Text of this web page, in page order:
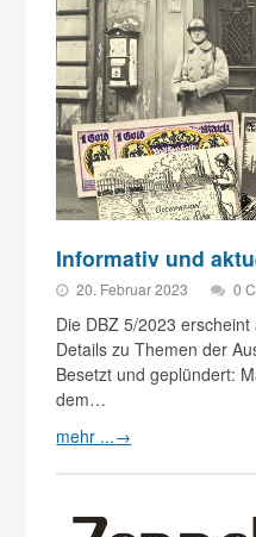
Informativ und
20. Februar 2023 0
Die DBZ 5/2023
Details zu Themen der
Besetzt und geplündert:
dem…
mehr ...→